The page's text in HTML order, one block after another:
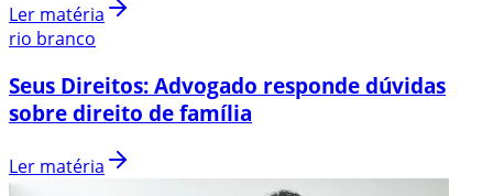
Ler matéria
rio branco
Seus Direitos: Advogado responde dúvidas
sobre direito de família
Ler matéria